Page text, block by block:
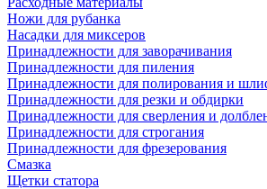
Ножи для рубанка
Насадки для миксеров
Принадлежности для заворачивания
Принадлежности для пиления
Принадлежности для полирования и
Принадлежности для резки и обдирки
Принадлежности для сверления и
Принадлежности для строгания
Принадлежности для фрезерования
Смазка
Щетки статора